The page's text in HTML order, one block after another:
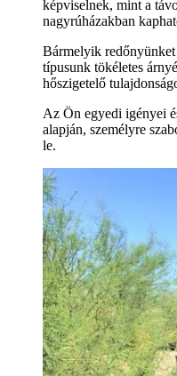
képviselnek, mint a
nagyrúházakban
Bármelyik
típusunk tökéletes
hőszigetelő
Az Ön egyedi igényei
alapján, személyre
le.